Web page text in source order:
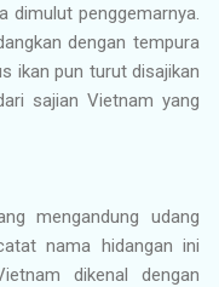
dimulut penggemarnya.
dengan tempura
ikan pun turut disajikan
sajian Vietnam yang
mengandung udang
nama hidangan ini
dikenal dengan